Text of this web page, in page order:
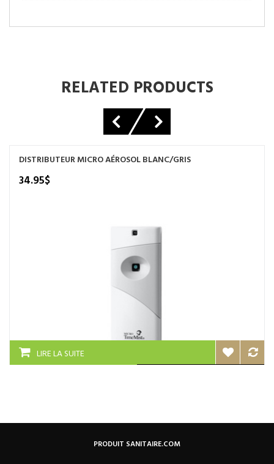
RELATED PRODUCTS
DISTRIBUTEUR MICRO AÉROSOL BLANC/GRIS
34.95$
LIRE LA SUITE
PRODUIT SANITAIRE.COM